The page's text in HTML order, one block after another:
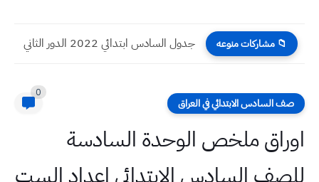
📁 مشاركات منوعه حل اسئلة فيزياء السادس العلمي احيائي 2022 الدور الاول
صف السادس الابتدائي في العراق
0
اوراق ملخص الوحدة السادسة
للصف السادس الإبتدائي إعداد الست